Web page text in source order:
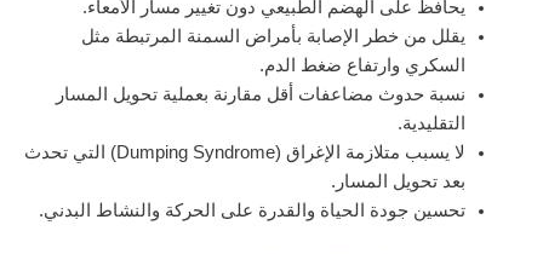
يحافظ على الهضم الطبيعي دون تغيير مسار الأمعاء.
يقلل من خطر الإصابة بأمراض السمنة المرتبطة مثل
السكري وارتفاع ضغط الدم.
نسبة حدوث مضاعفات أقل مقارنة بعملية تحويل المسار
التقليدية.
لا يسبب متلازمة الإغراق (Dumping Syndrome) التي تحدث
بعد تحويل المسار.
تحسين جودة الحياة والقدرة على الحركة والنشاط البدني.